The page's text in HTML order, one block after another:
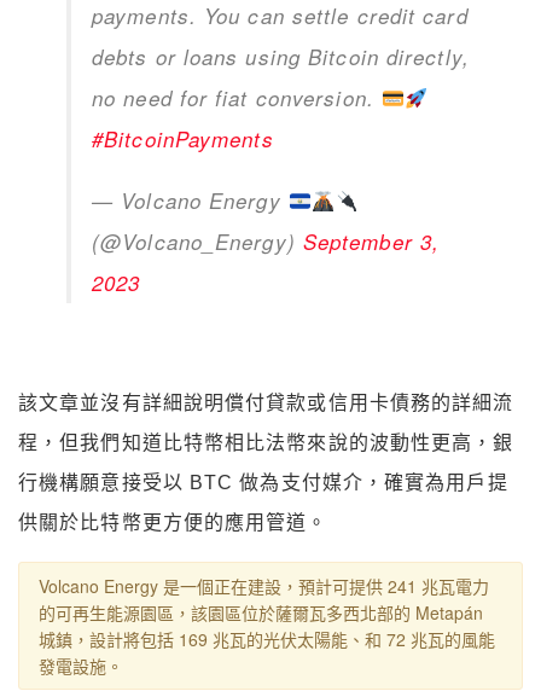
payments. You can settle credit card
debts or loans using Bitcoin directly,
no need for fiat conversion.
#BitcoinPayments
— Volcano Energy
(@Volcano_Energy) September 3,
2023
該文章並沒有詳細說明償付貸款或信用卡債務的詳細流
程，但我們知道比特幣相比法幣來說的波動性更高，銀
行機構願意接受以 BTC 做為支付媒介，確實為用戶提
供關於比特幣更方便的應用管道。
Volcano Energy 是一個正在建設，預計可提供 241 兆瓦電力
的可再生能源園區，該園區位於薩爾瓦多西北部的 Metapán
城鎮，設計將包括 169 兆瓦的光伏太陽能、和 72 兆瓦的風能
發電設施。